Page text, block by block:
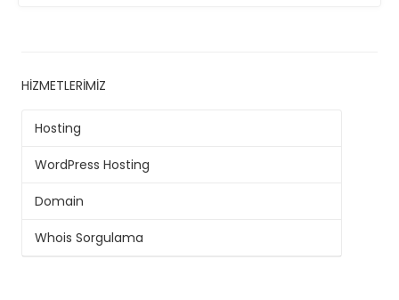
HIZMETLERIMIZ
Hosting
WordPress Hosting
Domain
Whois Sorgulama